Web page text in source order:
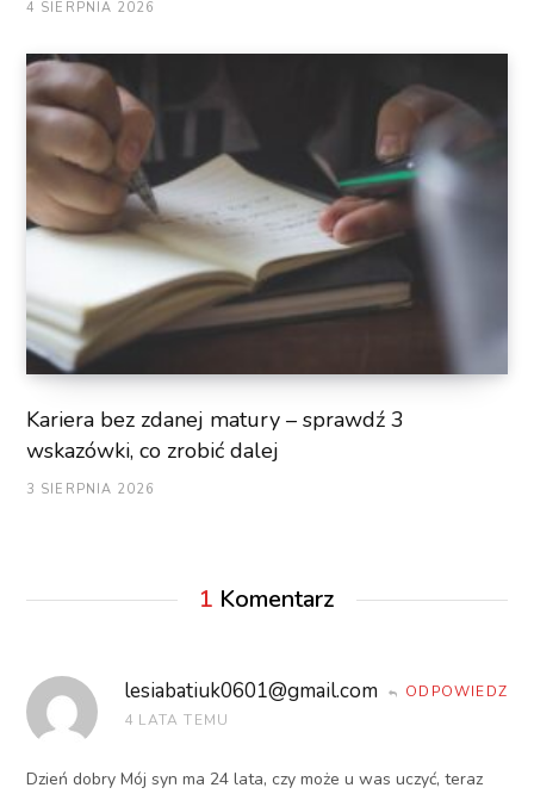
4 SIERPNIA 2026
Kariera bez zdanej matury – sprawdź 3
wskazówki, co zrobić dalej
3 SIERPNIA 2026
1 Komentarz
lesiabatiuk0601@gmail.com
4 LATA TEMU
ODPOWIEDZ
Dzień dobry Mój syn ma 24 lata, czy może u was uczyć, teraz